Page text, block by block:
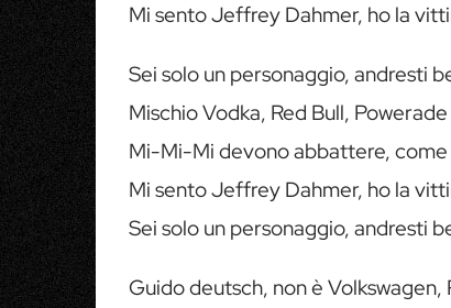
Mi sento Jeffrey Dahmer, ho la
Sei solo un personaggio, andresti
Mischio Vodka, Red Bull, Powerade
Mi-Mi-Mi devono abbattere, come
Mi sento Jeffrey Dahmer, ho la
Sei solo un personaggio, andresti
Guido deutsch, non è Volkswagen,